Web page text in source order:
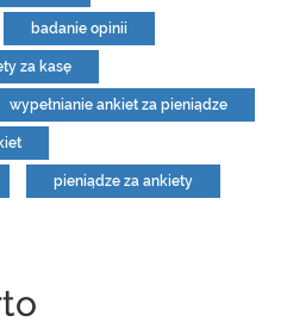
badanie opinii
za kasę
wypełnianie ankiet za pieniądze
pieniądze za ankiety